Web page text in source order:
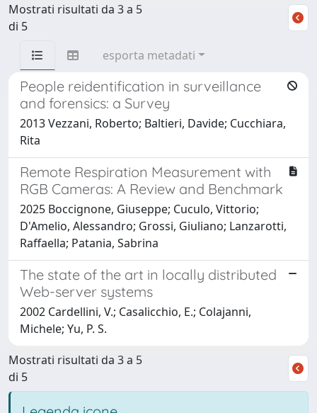
Mostrati risultati da 3 a 5
di 5
esporta metadati
People reidentification in surveillance
and forensics: a Survey
2013 Vezzani, Roberto; Baltieri, Davide; Cucchiara,
Rita
Remote Respiration Measurement with
RGB Cameras: A Review and Benchmark
2025 Boccignone, Giuseppe; Cuculo, Vittorio;
D'Amelio, Alessandro; Grossi, Giuliano; Lanzarotti,
Raffaella; Patania, Sabrina
The state of the art in locally distributed
Web-server systems
2002 Cardellini, V.; Casalicchio, E.; Colajanni,
Michele; Yu, P. S.
Mostrati risultati da 3 a 5
di 5